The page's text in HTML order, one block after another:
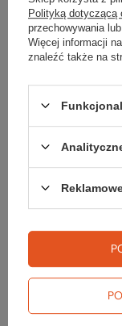
Szukasz
ofercie?
naszym sklepie,
przesłać nam opis
byćzalogowany.
Status zamówienia
Śledzenie przesyłki
Polityką dotyczącą
przechowywania
Więcej informacji
znaleźć także na